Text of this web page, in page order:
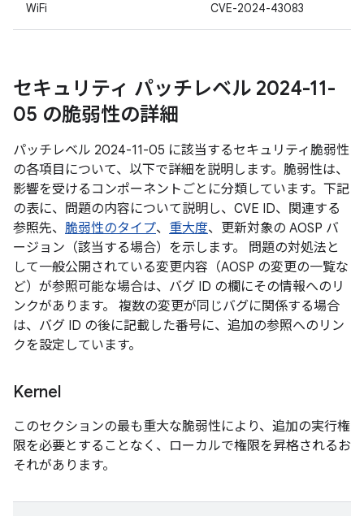
WiFi CVE-2024-43083
セキュリティ パッチレベル 2024-11-
05 の脆弱性の詳細
パッチレベル 2024-11-05 に該当するセキュリティ脆弱性
の各項目について、以下で詳細を説明します。脆弱性は、
影響を受けるコンポーネントごとに分類しています。下記
の表に、問題の内容について説明し、CVE ID、関連する
参照先、 脆弱性のタイプ、 重大度、更新対象の AOSP バ
ージョン（該当する場合）を示します。 問題の対処法と
して一般公開されている変更内容（AOSP の変更の一覧な
ど）が参照可能な場合は、バグ ID の欄にその情報へのリ
ンクがあります。 複数の変更が同じバグに関係する場合
は、バグ ID の後に記載した番号に、追加の参照へのリン
クを設定しています。
Kernel
このセクションの最も重大な脆弱性により、追加の実行権
限を必要とすることなく、ローカルで権限を昇格されるお
それがあります。